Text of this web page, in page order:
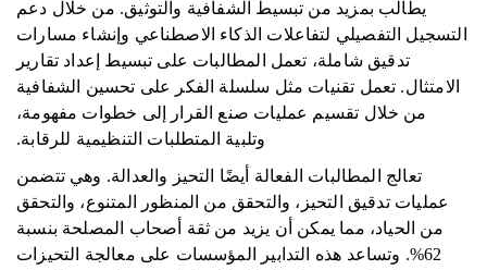
يطالب بمزيد من تبسيط الشفافية والتوثيق. من خلال دعم
التسجيل التفصيلي لتفاعلات الذكاء الاصطناعي وإنشاء مسارات
تدقيق شاملة، تعمل المطالبات على تبسيط إعداد تقارير
الامتثال. تعمل تقنيات مثل سلسلة الفكر على تحسين الشفافية
من خلال تقسيم عمليات صنع القرار إلى خطوات مفهومة،
وتلبية المتطلبات التنظيمية للرقابة.
تعالج المطالبات الفعالة أيضًا التحيز والعدالة. وهي تتضمن
عمليات تدقيق التحيز، والتحقق من المنظور المتنوع، والتحقق
من الحياد، مما يمكن أن يزيد من ثقة أصحاب المصلحة بنسبة
62%. وتساعد هذه التدابير المؤسسات على معالجة التحيزات